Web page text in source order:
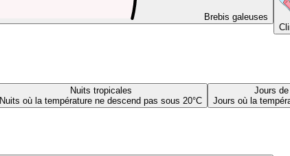
Brebis galeuses
Nuits tropicales
Nuits où la température ne descend pas sous 20°C
Jours
Jours où la